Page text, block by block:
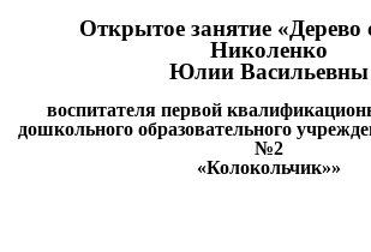
Открытое занятие «Дерево
Николенко
Юлии Васильевны
воспитателя первой
дошкольного образовательного
№2
«Колокольчик»»